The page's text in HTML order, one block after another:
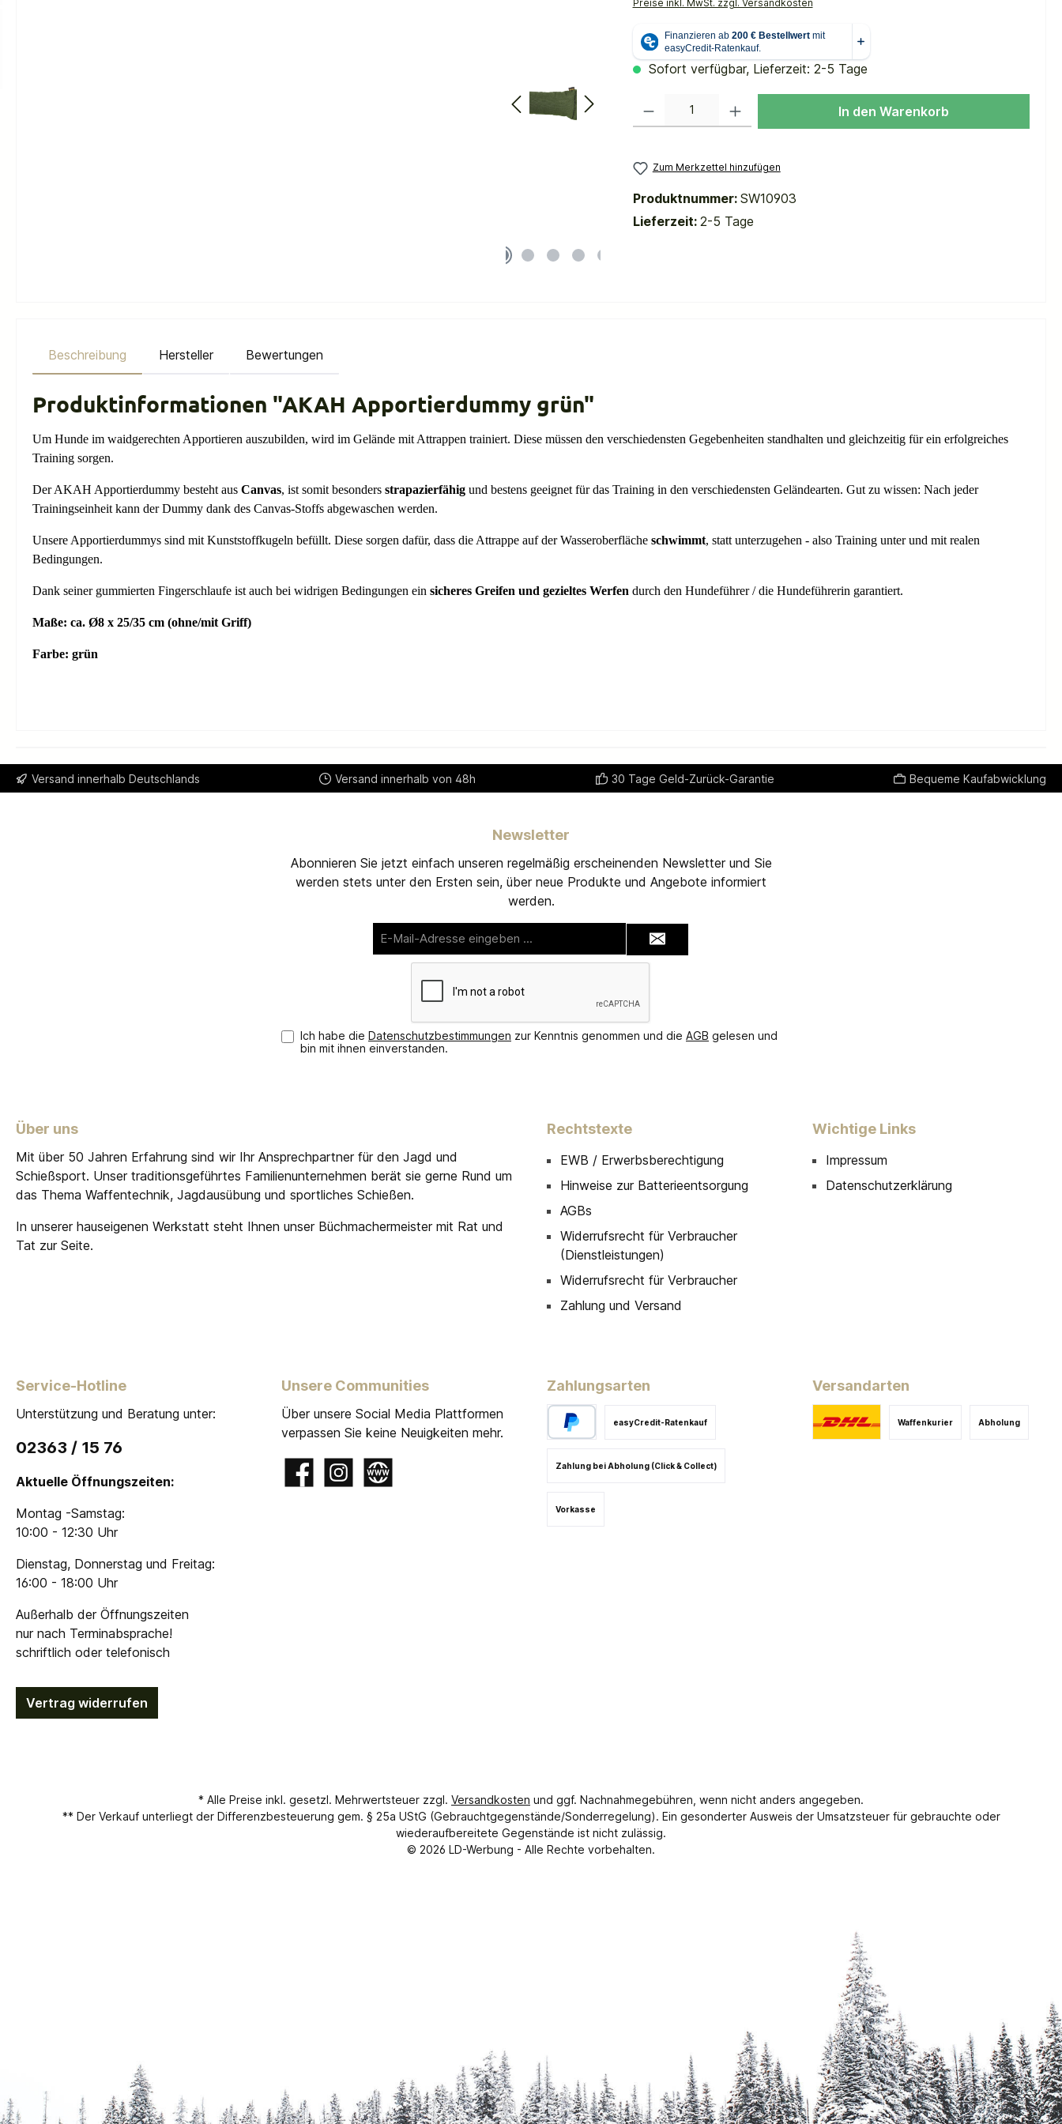
Preise inkl. MwSt. zzgl. Versandkosten
Sofort verfügbar, Lieferzeit: 2-5 Tage
In den Warenkorb
Zum Merkzettel hinzufügen
Produktnummer: SW10903
Lieferzeit: 2-5 Tage
Beschreibung Hersteller Bewertungen
Produktinformationen "AKAH Apportierdummy grün"
Um Hunde im waidgerechten Apportieren auszubilden, wird im Gelände mit Attrappen trainiert. Diese müssen den verschiedensten Gegebenheiten standhalten und gleichzeitig für ein erfolgreiches
Training sorgen.
Der AKAH Apportierdummy besteht aus Canvas, ist somit besonders strapazierfähig und bestens geeignet für das Training in den verschiedensten Geländearten. Gut zu wissen: Nach jeder
Trainingseinheit kann der Dummy dank des Canvas-Stoffs abgewaschen werden.
Unsere Apportierdummys sind mit Kunststoffkugeln befüllt. Diese sorgen dafür, dass die Attrappe auf der Wasseroberfläche schwimmt, statt unterzugehen - also Training unter und mit realen
Bedingungen.
Dank seiner gummierten Fingerschlaufe ist auch bei widrigen Bedingungen ein sicheres Greifen und gezieltes Werfen durch den Hundeführer / die Hundeführerin garantiert.
Maße: ca. Ø8 x 25/35 cm (ohne/mit Griff)
Farbe: grün
Versand innerhalb Deutschlands Versand innerhalb von 48h 30 Tage Geld-Zurück-Garantie Bequeme Kaufabwicklung
Newsletter
Abonnieren Sie jetzt einfach unseren regelmäßig erscheinenden Newsletter und Sie
werden stets unter den Ersten sein, über neue Produkte und Angebote informiert
werden.
Mail-
Adresse*
Ich habe die Datenschutzbestimmungen zur Kenntnis genommen und die AGB gelesen und
bin mit ihnen einverstanden.
Über uns
Mit über 50 Jahren Erfahrung sind wir Ihr Ansprechpartner für den Jagd und
Schießsport. Unser traditionsgeführtes Familienunternehmen berät sie gerne Rund um
das Thema Waffentechnik, Jagdausübung und sportliches Schießen.
In unserer hauseigenen Werkstatt steht Ihnen unser Büchmachermeister mit Rat und
Tat zur Seite.
Rechtstexte
EWB / Erwerbsberechtigung
Hinweise zur Batterieentsorgung
AGBs
Widerrufsrecht für Verbraucher
(Dienstleistungen)
Widerrufsrecht für Verbraucher
Zahlung und Versand
Wichtige Links
Impressum
Datenschutzerklärung
Service-Hotline
Unterstützung und Beratung unter:
02363 / 15 76
Aktuelle Öffnungszeiten:
Montag -Samstag:
10:00 - 12:30 Uhr
Dienstag, Donnerstag und Freitag:
16:00 - 18:00 Uhr
Außerhalb der Öffnungszeiten
nur nach Terminabsprache!
schriftlich oder telefonisch
Vertrag widerrufen
Unsere Communities
Über unsere Social Media Plattformen
verpassen Sie keine Neuigkeiten mehr.
FacebookInstagramWebsite
Zahlungsarten
Vorkasse
easyCredit-Ratenkauf
Zahlung bei Abholung (Click & Collect)
Versandarten
Waffenkurier Abholung
* Alle Preise inkl. gesetzl. Mehrwertsteuer zzgl. Versandkosten und ggf. Nachnahmegebühren, wenn nicht anders angegeben.
** Der Verkauf unterliegt der Differenzbesteuerung gem. § 25a UStG (Gebrauchtgegenstände/Sonderregelung). Ein gesonderter Ausweis der Umsatzsteuer für gebrauchte oder
wiederaufbereitete Gegenstände ist nicht zulässig.
© 2026 LD-Werbung - Alle Rechte vorbehalten.